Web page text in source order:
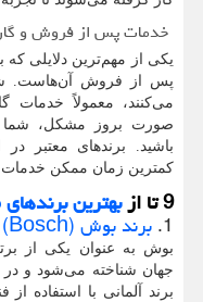
خدمات پس از فروش و
یکی از مهم‌ترین دلایلی که
پس از فروش آن‌هاست.
می‌کنند، معمولاً خدمات
صورت بروز مشکل، شما
باشید. برندهای معتبر در
کمترین زمان ممکن خدمات
9 تا از بهترین
1. برند بوش (Bosch)
بوش به عنوان یکی از
جهان شناخته می‌شود و در
برند آلمانی با استفاده